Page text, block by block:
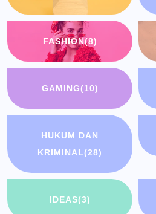
FASHION(8)
GAMING(10)
HUKUM DAN
KRIMINAL(28)
IDEAS(3)